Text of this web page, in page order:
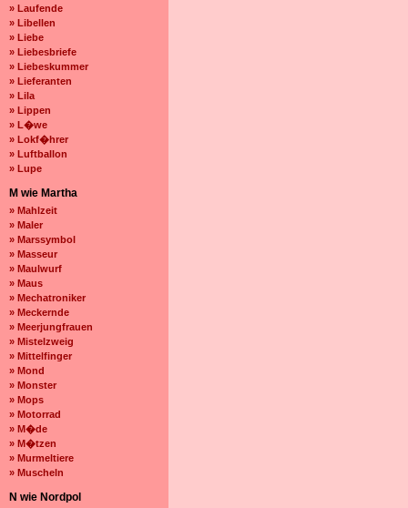
» Laufende
» Libellen
» Liebe
» Liebesbriefe
» Liebeskummer
» Lieferanten
» Lila
» Lippen
» L�we
» Lokf�hrer
» Luftballon
» Lupe
M wie Martha
» Mahlzeit
» Maler
» Marssymbol
» Masseur
» Maulwurf
» Maus
» Mechatroniker
» Meckernde
» Meerjungfrauen
» Mistelzweig
» Mittelfinger
» Mond
» Monster
» Mops
» Motorrad
» M�de
» M�tzen
» Murmeltiere
» Muscheln
N wie Nordpol